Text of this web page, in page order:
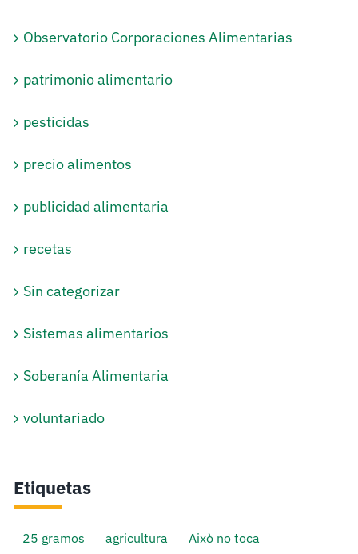
Observatorio Corporaciones Alimentarias
patrimonio alimentario
pesticidas
precio alimentos
publicidad alimentaria
recetas
Sin categorizar
Sistemas alimentarios
Soberanía Alimentaria
voluntariado
Etiquetas
25 gramos agricultura
Això no toca